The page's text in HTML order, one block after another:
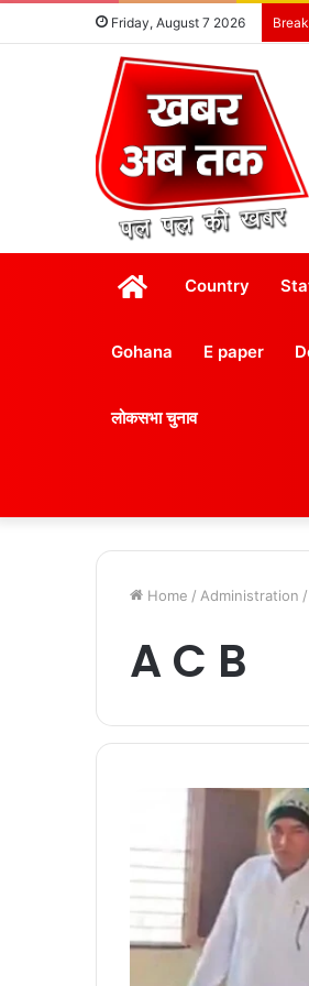
Friday, August 7 2026
होम Country
Gohana E paper
लोकसभा चुनाव
Home / Administration /
A C B